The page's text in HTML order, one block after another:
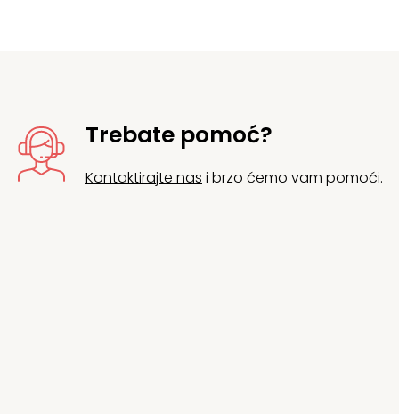
Trebate pomoć?
Kontaktirajte nas i brzo ćemo vam pomoći.